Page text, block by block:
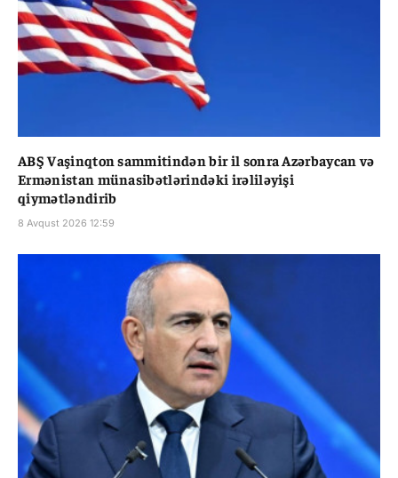
ABŞ Vaşinqton sammitindən bir il sonra Azərbaycan və
Ermənistan münasibətlərindəki irəliləyişi
qiymətləndirib
8 Avqust 2026 12:59